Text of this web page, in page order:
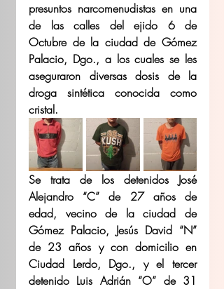
presuntos narcomenudistas en una
de las calles del ejido 6 de
Octubre de la ciudad de Gómez
Palacio, Dgo., a los cuales se les
aseguraron diversas dosis de la
droga sintética conocida como
cristal.
Se trata de los detenidos José
Alejandro “C” de 27 años de
edad, vecino de la ciudad de
Gómez Palacio, Jesús David “N”
de 23 años y con domicilio en
Ciudad Lerdo, Dgo., y el tercer
detenido Luis Adrián “O” de 31